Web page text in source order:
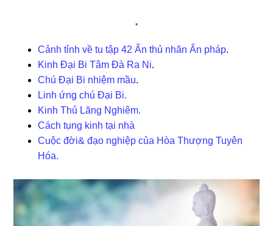
*
Cảnh tỉnh về tu tập 42 Ấn thủ nhãn Ấn pháp.
Kinh Đại Bi Tâm Đà Ra Ni.
Chú Đại Bi nhiệm mầu.
Linh ứng chú Đại Bi.
Kinh Thủ Lăng Nghiêm.
Cách tụng kinh tại nhà
Cuộc đời& đạo nghiệp của Hòa Thượng Tuyên
Hóa.